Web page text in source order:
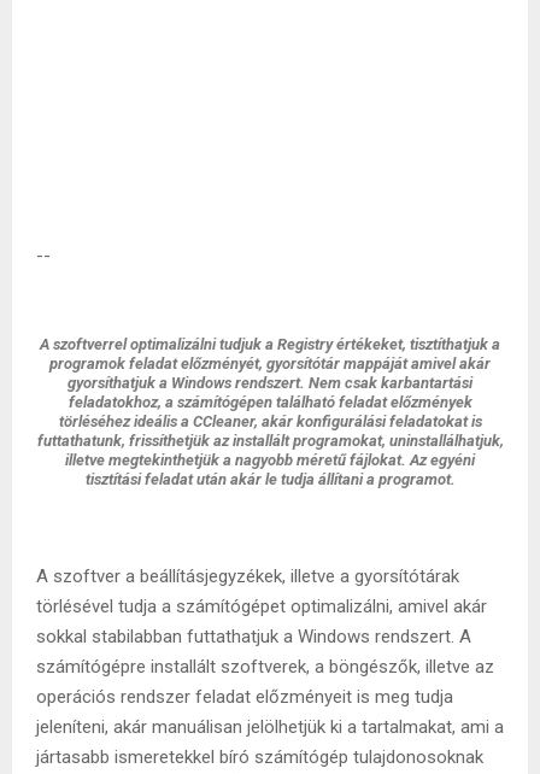
--
A szoftverrel optimalizálni tudjuk a Registry értékeket, tisztíthatjuk a
programok feladat előzményét, gyorsítótár mappáját amivel akár
gyorsíthatjuk a Windows rendszert. Nem csak karbantartási
feladatokhoz, a számítógépen található feladat előzmények
törléséhez ideális a CCleaner, akár konfigurálási feladatokat is
futtathatunk, frissíthetjük az installált programokat, uninstallálhatjuk,
illetve megtekinthetjük a nagyobb méretű fájlokat. Az egyéni
tisztítási feladat után akár le tudja állítani a programot.
A szoftver a beállításjegyzékek, illetve a gyorsítótárak
törlésével tudja a számítógépet optimalizálni, amivel akár
sokkal stabilabban futtathatjuk a Windows rendszert. A
számítógépre installált szoftverek, a böngészők, illetve az
operációs rendszer feladat előzményeit is meg tudja
jeleníteni, akár manuálisan jelölhetjük ki a tartalmakat, ami a
jártasabb ismeretekkel bíró számítógép tulajdonosoknak